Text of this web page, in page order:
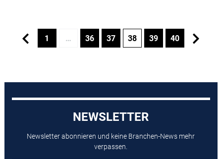
1 … 36 37 38 39 40
NEWSLETTER
Newsletter abonnieren und keine Branchen-News mehr
verpassen.